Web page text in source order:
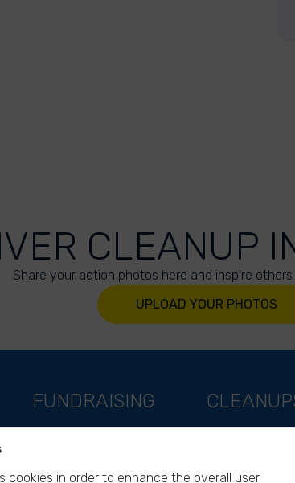
CLEANUP
Share your action photos here and inspire
UPLOAD YOUR PHOTOS
FUNDRAISING
cookies in order to enhance the overall user